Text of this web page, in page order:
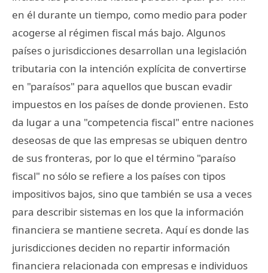
en él durante un tiempo, como medio para poder
acogerse al régimen fiscal más bajo. Algunos
países o jurisdicciones desarrollan una legislación
tributaria con la intención explícita de convertirse
en "paraísos" para aquellos que buscan evadir
impuestos en los países de donde provienen. Esto
da lugar a una "competencia fiscal" entre naciones
deseosas de que las empresas se ubiquen dentro
de sus fronteras, por lo que el término "paraíso
fiscal" no sólo se refiere a los países con tipos
impositivos bajos, sino que también se usa a veces
para describir sistemas en los que la información
financiera se mantiene secreta. Aquí es donde las
jurisdicciones deciden no repartir información
financiera relacionada con empresas e individuos